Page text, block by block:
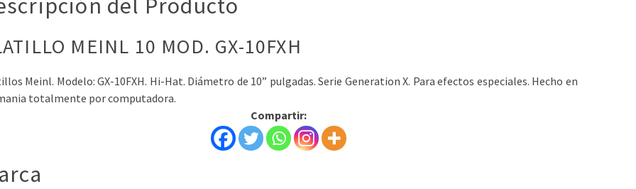
del Producto
MEINL 10 MOD. GX-10FXH
Meinl. Modelo: GX-10FXH. Hi-Hat. Diámetro de 10” pulgadas. Serie Generation X. Para efectos especiales. Hecho en
totalmente por computadora.
Compartir: